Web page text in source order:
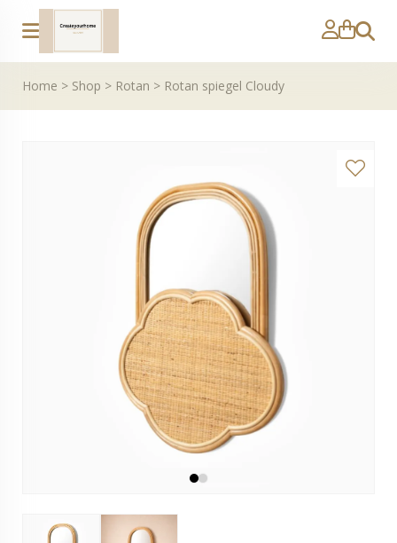
Zoeken
Home > Shop > Rotan > Rotan spiegel Cloudy